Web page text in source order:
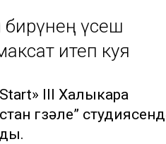
бирүнең үсеш
итеп куя
III Халыкара
гүзәле”